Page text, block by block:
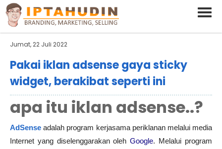
BARAND ANDA
Deskripsi Singkat Saja
Jumat, 22 Juli 2022
Pakai iklan adsense gaya sticky
widget, berakibat seperti ini
apa itu iklan adsense..?
AdSense adalah program kerjasama periklanan melalui media
Internet yang diselenggarakan olehGoogle. Melalui program